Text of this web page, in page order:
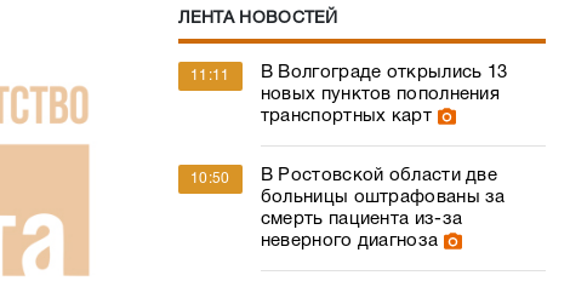
ЛЕНТА НОВОСТЕЙ
11:11
В Волгограде открылись 13
новых пунктов пополнения
транспортных карт
10:50
В Ростовской области две
больницы оштрафованы за
смерть пациента из-за
неверного диагноза